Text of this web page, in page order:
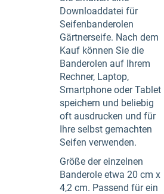
Downloaddatei für
Seifenbanderolen
Gärtnerseife. Nach dem
Kauf können Sie die
Banderolen auf Ihrem
Rechner, Laptop,
Smartphone oder Tablet
speichern und beliebig
oft ausdrucken und für
Ihre selbst gemachten
Seifen verwenden.
Größe der einzelnen
Banderole etwa 20 cm x
4,2 cm. Passend für ein